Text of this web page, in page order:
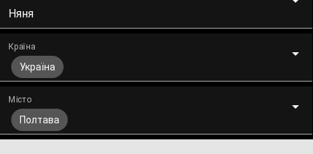
Няня
Країна
Україна
Місто
Полтава